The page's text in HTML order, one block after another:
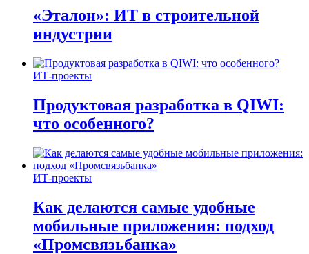
«Эталон»: ИТ в строительной
индустрии
ИТ-проекты
Продуктовая разработка в QIWI:
что особенного?
ИТ-проекты
Как делаются самые удобные
мобильные приложения: подход
«Промсвязьбанка»